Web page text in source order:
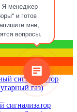
Я менеджер
и готов
мне,
вопросы.
оптический
НДС (22%)
сигнализатор